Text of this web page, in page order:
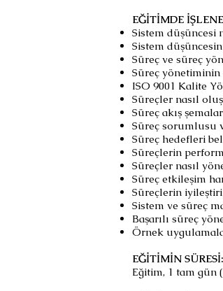
EĞİTİMDE
Sistem düşüncesi
Sistem
Süreç ve süreç
Süreç yönetiminin
ISO 9001 Kalite
Süreçler nasıl
Süreç akış
Süreç sorumlusu
Süreç hedefleri
Süreçlerin
Süreçler nasıl
Süreç etkileşim
Süreçlerin
Sistem ve süreç
Başarılı süreç
Örnek
EĞİTİMİN SÜRESİ:
Eğitim, 1 tam gün